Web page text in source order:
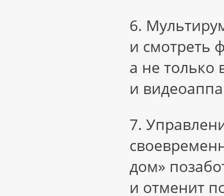
6.
и смотреть
а не только
и
7.
дом»
и отменит